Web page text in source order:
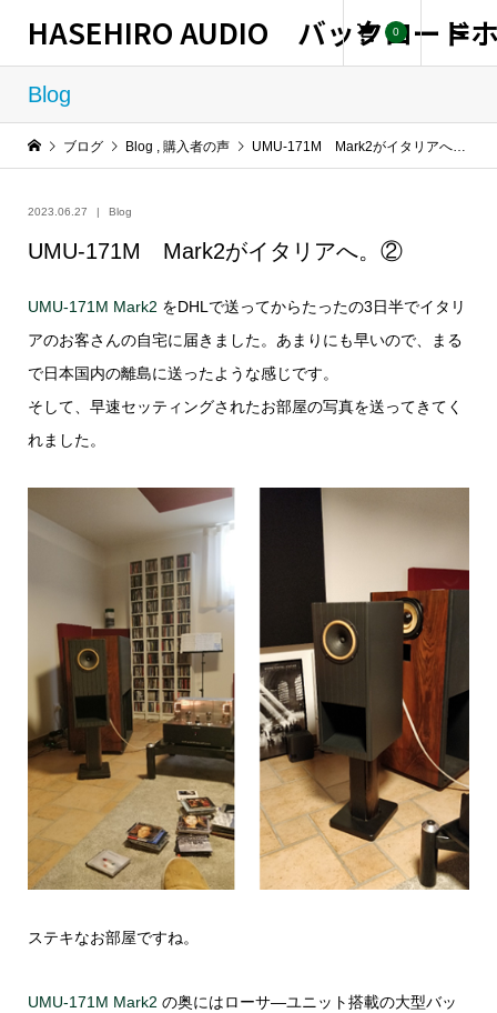
HASEHIRO AUDIO バックロード
0
Blog
ブログ Blog , 購入者の声 UMU-171M Mark2がイタリアへ。②
2023.06.27 Blog
UMU-171M Mark2がイタリアへ。②
UMU-171M Mark2 をDHLで送ってからたったの3日半でイタリ
アのお客さんの自宅に届きました。あまりにも早いので、まる
で日本国内の離島に送ったような感じです。
そして、早速セッティングされたお部屋の写真を送ってきてく
れました。
ステキなお部屋ですね。
UMU-171M Mark2 の奥にはローサ―ユニット搭載の大型バッ